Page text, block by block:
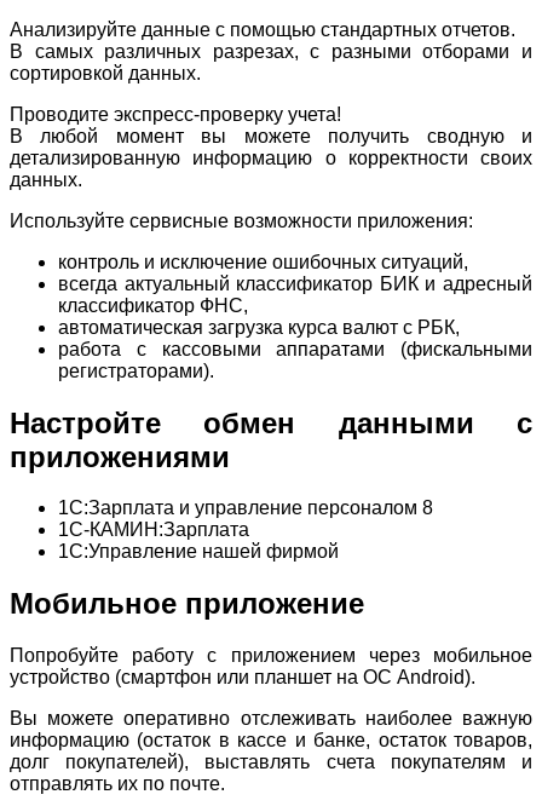
Анализируйте данные с помощью стандартных отчетов.
В самых различных разрезах, с разными отборами и
сортировкой данных.
Проводите экспресс-проверку учета!
В любой момент вы можете получить сводную и
детализированную информацию о корректности своих
данных.
Используйте сервисные возможности приложения:
контроль и исключение ошибочных ситуаций,
всегда актуальный классификатор БИК и адресный
классификатор ФНС,
автоматическая загрузка курса валют с РБК,
работа с кассовыми аппаратами (фискальными
регистраторами).
Настройте обмен данными с
приложениями
1С:Зарплата и управление персоналом 8
1С-КАМИН:Зарплата
1С:Управление нашей фирмой
Мобильное приложение
Попробуйте работу с приложением через мобильное
устройство (смартфон или планшет на ОС Android).
Вы можете оперативно отслеживать наиболее важную
информацию (остаток в кассе и банке, остаток товаров,
долг покупателей), выставлять счета покупателям и
отправлять их по почте.